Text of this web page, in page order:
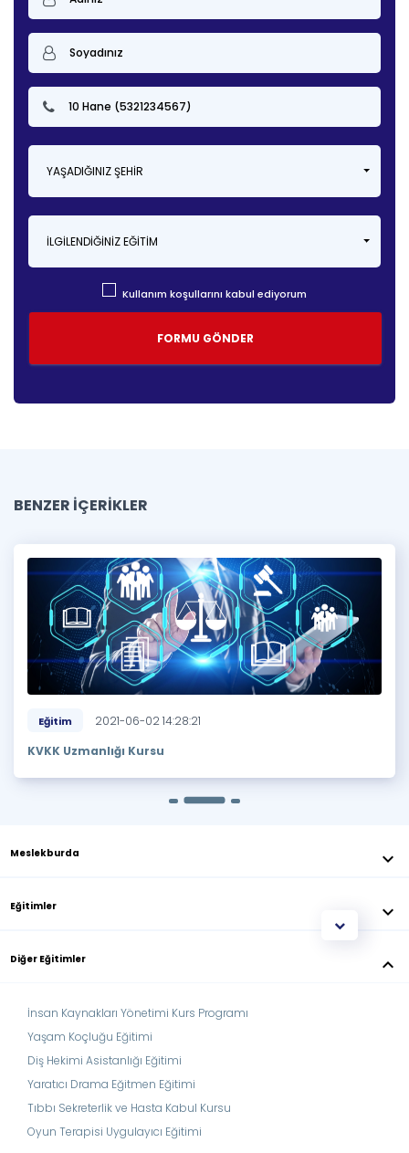
YAŞADIĞINIZ ŞEHIR
İLGILENDIĞINIZ EĞITIM
Kullanım koşullarını kabul ediyorum
BENZER İÇERİKLER
Eğitim
2021-06-02 14:28:21
KVKK Uzmanlığı Kursu
Meslekburda keyboard_arrow_down
Eğitimler keyboard_arrow_down
Diğer Eğitimler keyboard_arrow_down
İnsan Kaynakları Yönetimi Kurs Programı
Yaşam Koçluğu Eğitimi
Diş Hekimi Asistanlığı Eğitimi
Yaratıcı Drama Eğitmen Eğitimi
Tıbbı Sekreterlik ve Hasta Kabul Kursu
Oyun Terapisi Uygulayıcı Eğitimi